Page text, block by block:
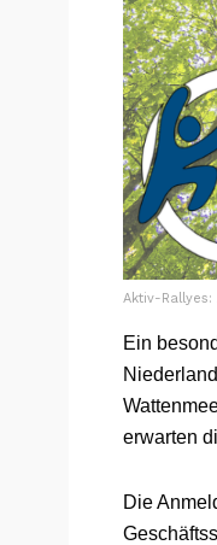
Aktiv-
Ein
erwarten
Die